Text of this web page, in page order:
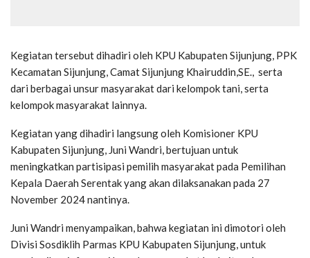
Kegiatan tersebut dihadiri oleh KPU Kabupaten Sijunjung, PPK
Kecamatan Sijunjung, Camat Sijunjung Khairuddin,SE., serta
dari berbagai unsur masyarakat dari kelompok tani, serta
kelompok masyarakat lainnya.
Kegiatan yang dihadiri langsung oleh Komisioner KPU
Kabupaten Sijunjung, Juni Wandri, bertujuan untuk
meningkatkan partisipasi pemilih masyarakat pada Pemilihan
Kepala Daerah Serentak yang akan dilaksanakan pada 27
November 2024 nantinya.
Juni Wandri menyampaikan, bahwa kegiatan ini dimotori oleh
Divisi Sosdiklih Parmas KPU Kabupaten Sijunjung, untuk